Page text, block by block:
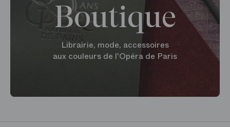
Boutique
Librairie, mode, accessoires
aux couleurs de l'Opéra de Paris